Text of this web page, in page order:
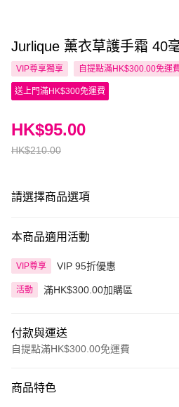
Jurlique 薰衣草護手霜 40
VIP尊享獨享 自提點滿HK$300.00免運
送上門滿HK$300免運費
HK$210.00
HK$95.00
請選擇商品選項
本商品適用活動
VIP尊享 VIP 95折優惠
活動 滿HK$300.00加購區
付款與運送
自提點滿HK$300.00免運費
信用卡
商品特色